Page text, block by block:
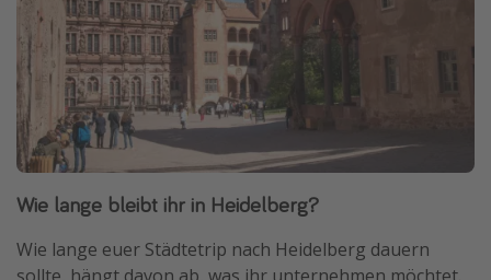
Last Minute Urlaub Mallorca
Last Minute Urlaub Deutschland
Wie lange bleibt ihr in Heidelberg?
Wie lange euer Städtetrip nach Heidelberg dauern